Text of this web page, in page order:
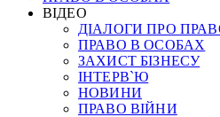
ВІДЕО
ДІАЛОГИ ПРО
ПРАВО В ОСОБАХ
ЗАХИСТ БІЗНЕСУ
ІНТЕРВ`Ю
НОВИНИ
ПРАВО ВІЙНИ